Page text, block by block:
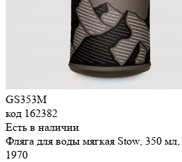
GS353M
код 162382
Есть в наличии
Фляга для воды мягкая Stow, 350
1970